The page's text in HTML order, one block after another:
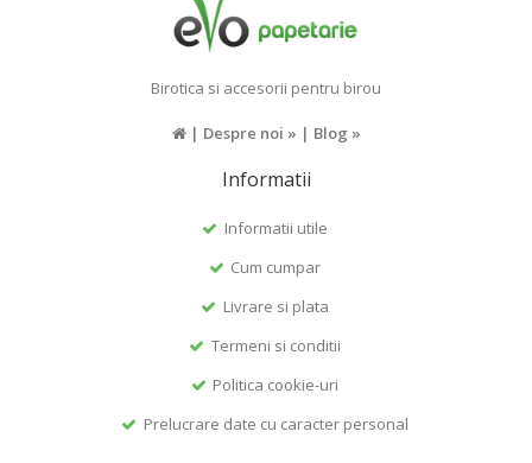
Birotica si accesorii pentru birou
| Despre noi » | Blog »
Informatii
Informatii utile
Cum cumpar
Livrare si plata
Termeni si conditii
Politica cookie-uri
Prelucrare date cu caracter personal